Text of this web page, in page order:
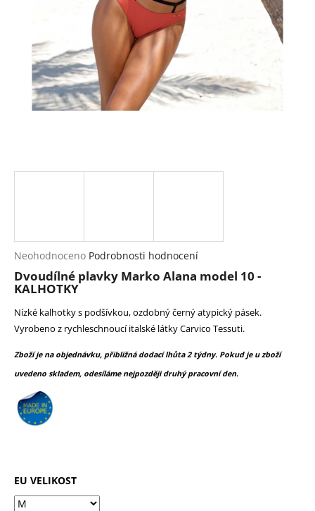
Průměrné
hodnocení
produktu
je
0,0
5
hvězdiček.
Neohodnoceno Podrobnosti hodnocení
Dvoudílné plavky Marko Alana model 10 -
KALHOTKY
Nízké kalhotky s podšívkou, ozdobný černý atypický pásek.
Vyrobeno z rychleschnoucí italské látky Carvico Tessuti.
Zboží je na objednávku, přibližná dodací lhůta 2 týdny. Pokud je u zboží
uvedeno skladem, odesíláme nejpozději druhý pracovní den.
EU VELIKOST
o
p
o
r
č
u
j
m
e